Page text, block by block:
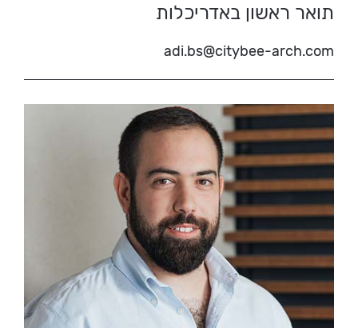
תואר ראשון באדריכלות
adi.bs@citybee-arch.com